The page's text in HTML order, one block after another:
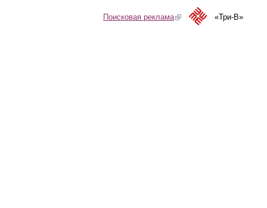
Поисковая реклама(link is external)«Три-В»